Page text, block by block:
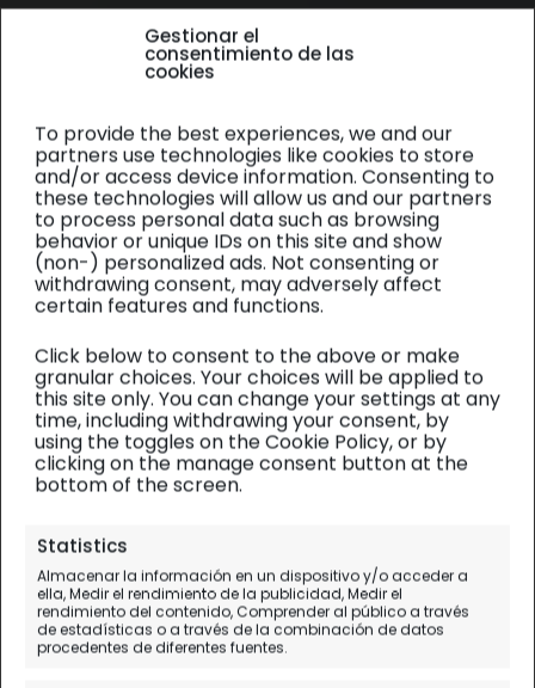
Gestionar el
consentimiento de las
cookies
To provide the best experiences, we and our
partners use technologies like cookies to store
and/or access device information. Consenting to
these technologies will allow us and our partners
to process personal data such as browsing
behavior or unique IDs on this site and show
(non-) personalized ads. Not consenting or
withdrawing consent, may adversely affect
certain features and functions.
Click below to consent to the above or make
granular choices. Your choices will be applied to
this site only. You can change your settings at any
time, including withdrawing your consent, by
using the toggles on the Cookie Policy, or by
clicking on the manage consent button at the
bottom of the screen.
Statistics
Almacenar la información en un dispositivo y/o acceder a
ella, Medir el rendimiento de la publicidad, Medir el
rendimiento del contenido, Comprender al público a través
de estadísticas o a través de la combinación de datos
procedentes de diferentes fuentes.
Qué ver en San Vicente de la
Barquera en 1 día (con MAPA)